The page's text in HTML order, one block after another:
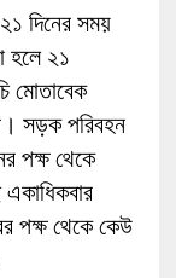
দিনের সময়
হলে ২১
মোতাবেক
সড়ক পরিবহন
পক্ষ থেকে
একাধিকবার
পক্ষ থেকে কেউ